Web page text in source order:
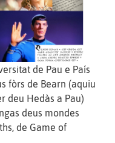
de Pau e País
fòrs de Bearn (aquiu
deu Hedàs a Pau)
deus mondes
de Game of